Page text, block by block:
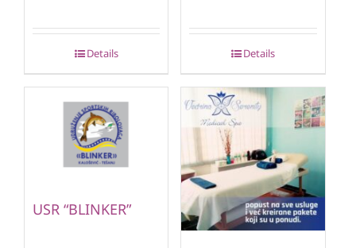
Details Details
USR “BLINKER”